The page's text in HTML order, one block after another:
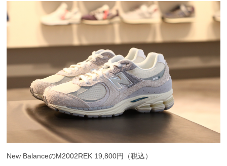
New BalanceのM2002REK 19,800円（税込）